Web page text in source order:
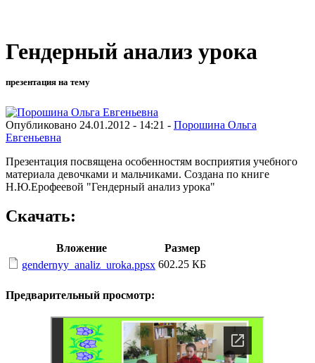
Гендерный анализ урока
презентация на тему
Опубликовано 24.01.2012 - 14:21 - Порошина Ольга
Евгеньевна
Презентация посвящена особенностям восприятия учебного
материала девочками и мальчиками. Создана по книге
Н.Ю.Ерофеевой "Гендерный анализ урока"
Скачать:
Вложение
Размер
gendernyy_analiz_uroka.ppsx 602.25 КБ
Предварительный просмотр: